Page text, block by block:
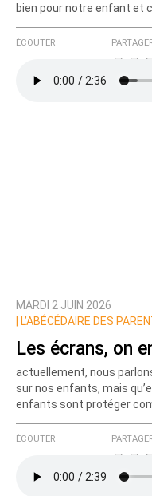
bien pour notre enfant et
ÉCOUTER
MARDI 2 JUIN 2026
L’ABÉCÉDAIRE DES
Les écrans, on
actuellement, nous
sur nos enfants, mais
enfants sont protéger
ÉCOUTER